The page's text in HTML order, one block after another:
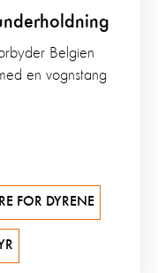
Belgien
en vognstang
FOR DYRENE